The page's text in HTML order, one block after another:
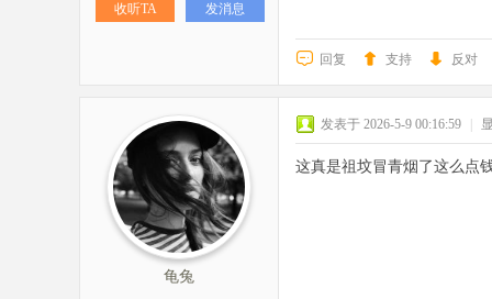
收听TA 发消息
回复 支持 反对
龟兔
发表于 2026-5-9 00:16:59
这真是祖坟冒青烟了这么点